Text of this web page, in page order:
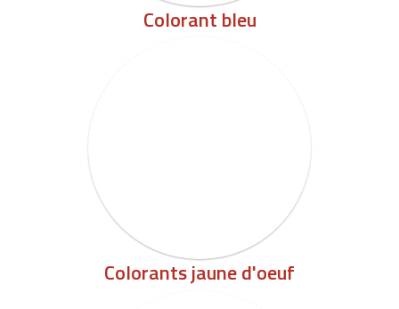
Colorant bleu
Colorants jaune d'oeuf